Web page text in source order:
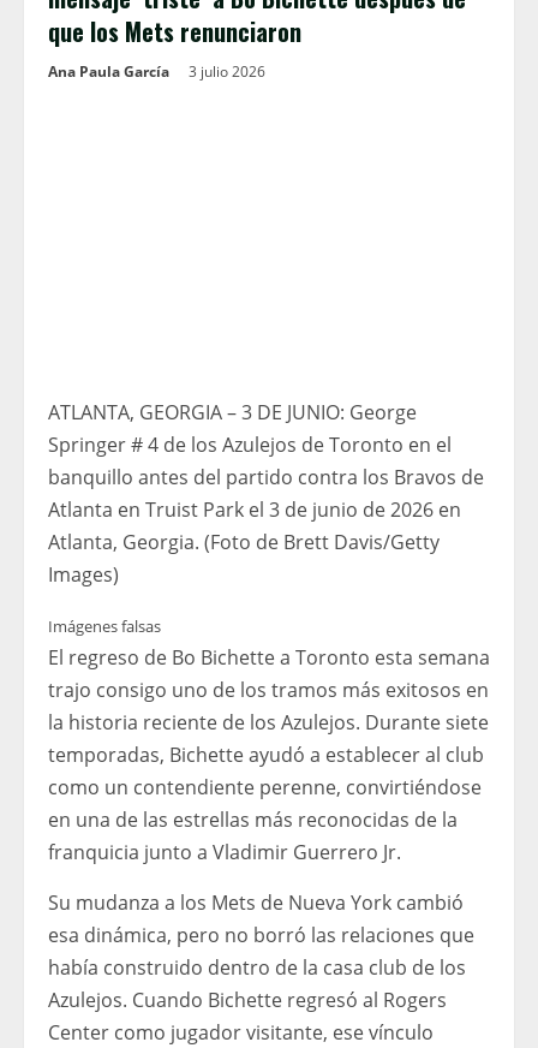
que los Mets renunciaron
Ana Paula García 3 julio 2026
ATLANTA, GEORGIA – 3 DE JUNIO: George
Springer # 4 de los Azulejos de Toronto en el
banquillo antes del partido contra los Bravos de
Atlanta en Truist Park el 3 de junio de 2026 en
Atlanta, Georgia. (Foto de Brett Davis/Getty
Images)
Imágenes falsas
El regreso de Bo Bichette a Toronto esta semana
trajo consigo uno de los tramos más exitosos en
la historia reciente de los Azulejos. Durante siete
temporadas, Bichette ayudó a establecer al club
como un contendiente perenne, convirtiéndose
en una de las estrellas más reconocidas de la
franquicia junto a Vladimir Guerrero Jr.
Su mudanza a los Mets de Nueva York cambió
esa dinámica, pero no borró las relaciones que
había construido dentro de la casa club de los
Azulejos. Cuando Bichette regresó al Rogers
Center como jugador visitante, ese vínculo